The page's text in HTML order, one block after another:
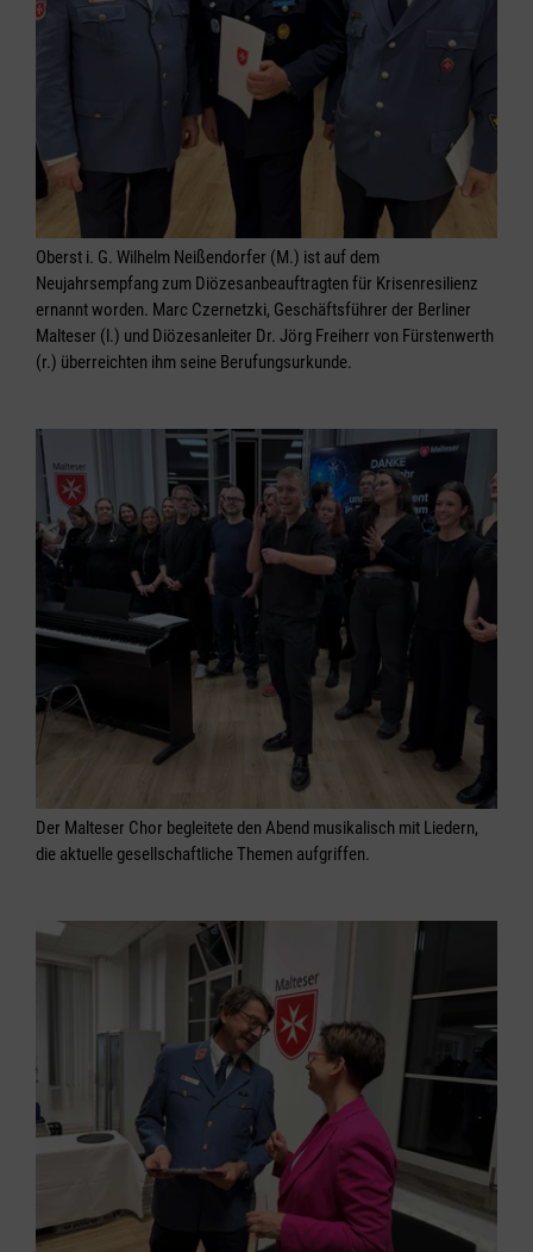
Oberst i. G. Wilhelm Neißendorfer (M.) ist auf dem
Neujahrsempfang zum Diözesanbeauftragten für Krisenresilienz
ernannt worden. Marc Czernetzki, Geschäftsführer der Berliner
Malteser (l.) und Diözesanleiter Dr. Jörg Freiherr von Fürstenwerth
(r.) überreichten ihm seine Berufungsurkunde.
Der Malteser Chor begleitete den Abend musikalisch mit Liedern,
die aktuelle gesellschaftliche Themen aufgriffen.